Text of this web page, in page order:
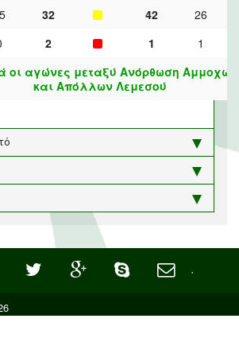
32 42 26
2 1
1
οι αγώνες μεταξύ Ανόρθωση
και Απόλλων Λεμεσού
·